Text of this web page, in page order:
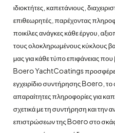
ιδιοκτήτες, καπετάνιους,
επιθεωρητές, παρέχοντας
ποικίλες ανάγκες κάθε έργου,
τους ολοκληρωμένους κύκλους
μας για κάθε τύπο επιφάνειας
Boero YachtCoatings προσφέρει
εγχειρίδιο συντήρησης Boero, το
απαραίτητες πληροφορίες για
σχετικά με τη συντήρηση και την
επιστρώσεων της Boero στο